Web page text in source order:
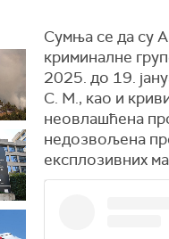
Сумња се да су
криминалне
2025. до 19.
С. М., као и
неовлашћена
недозвољена
експлозивних